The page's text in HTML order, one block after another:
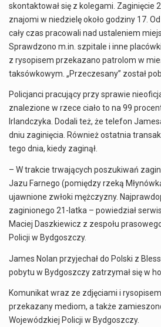
skontaktował się z kolegami. Zaginięcie
znajomi w niedzielę około godziny 17.
cały czas pracowali nad ustaleniem
Sprawdzono m.in. szpitale i inne
z rysopisem przekazano patrolom w
taksówkowym. „Przeczesany” został
Policjanci pracujący przy sprawie
znalezione w rzece ciało to na 99
Irlandczyka. Dodali też, że telefon
dniu zaginięcia. Również ostatnia
tego dnia, kiedy zaginął.
– W trakcie trwających poszukiwań
Jazu Farnego (pomiędzy rzeką
ujawnione zwłoki mężczyzny.
zaginionego 21-latka – powiedział
Maciej Daszkiewicz z zespołu
Policji w Bydgoszczy.
James Nolan przyjechał do Polski z
pobytu w Bydgoszczy zatrzymał się w
Komunikat wraz ze zdjęciami i
przekazany mediom, a także
Wojewódzkiej Policji w Bydgoszczy.